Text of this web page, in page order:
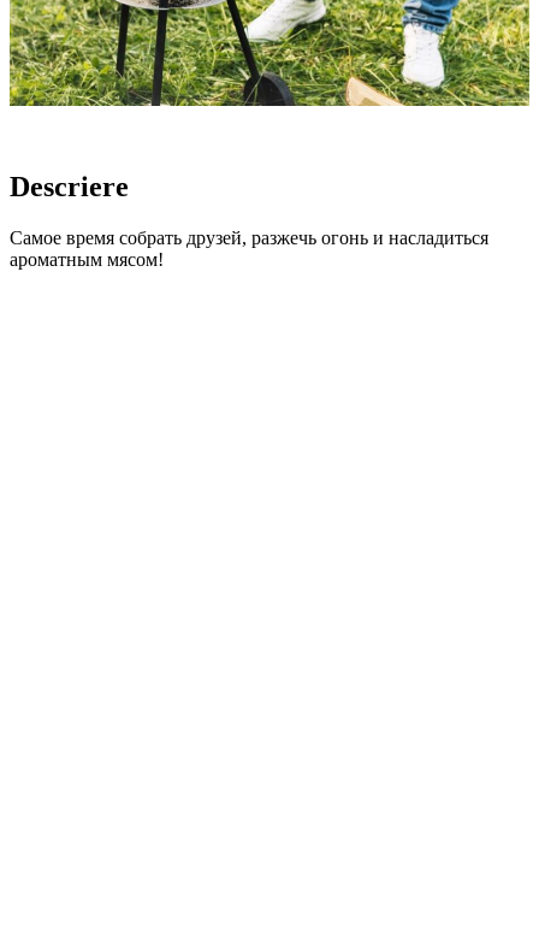
Descriere
Самое время собрать друзей, разжечь огонь и насладиться
ароматным мясом!